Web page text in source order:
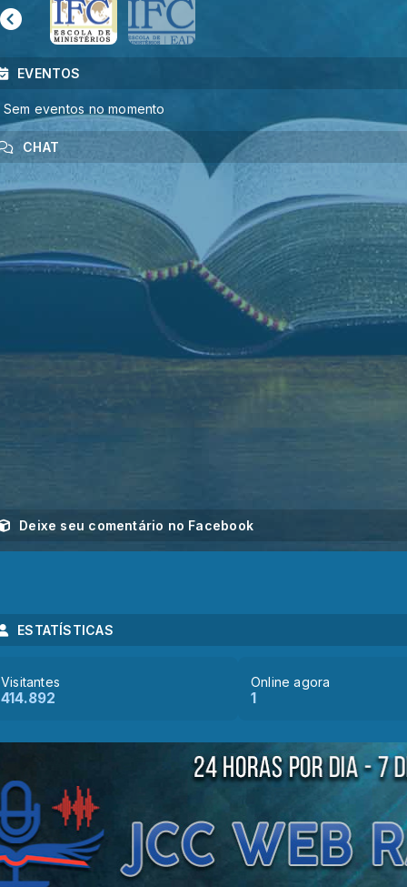
EVENTOS
Sem eventos no momento
CHAT
Deixe seu comentário no Facebook
ESTATÍSTICAS
Visitantes
414.892
Online agora
1